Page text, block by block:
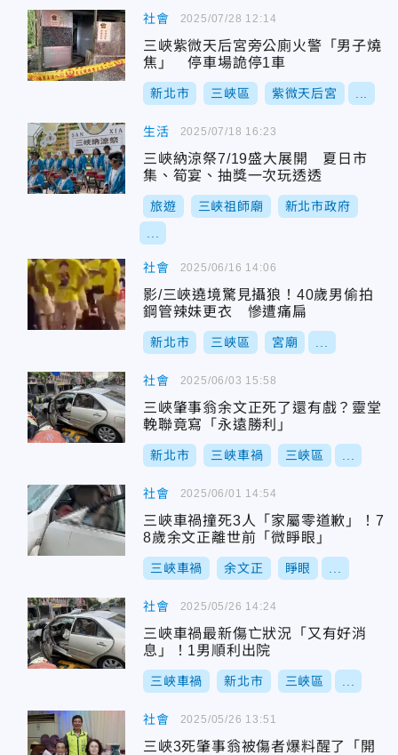
社會
三峽紫微天后宮旁公廁火警「男子燒
焦」 停車場詭停1車
新北市 三峽區 紫微天后宮
2025/07/28 12:14
生活
三峽納涼祭7/19盛大展開 夏日市
集、筍宴、抽獎一次玩透透
旅遊 三峽祖師廟 新北市政府
2025/07/18 16:23
社會
影/三峽遶境驚見攝狼！40歲男偷拍
鋼管辣妹更衣 慘遭痛扁
新北市 三峽區 宮廟
2025/06/16 14:06
社會
三峽肇事翁余文正死了還有戲？靈堂
輓聯竟寫「永遠勝利」
新北市 三峽車禍 三峽區
2025/06/03 15:58
社會
三峽車禍撞死3人「家屬零道歉」！7
8歲余文正離世前「微睜眼」
三峽車禍 余文正 睜眼
2025/06/01 14:54
社會
三峽車禍最新傷亡狀況「又有好消
息」！1男順利出院
三峽車禍 新北市 三峽區
2025/05/26 14:24
社會
三峽3死肇事翁被傷者爆料醒了「開
2025/05/26 13:51